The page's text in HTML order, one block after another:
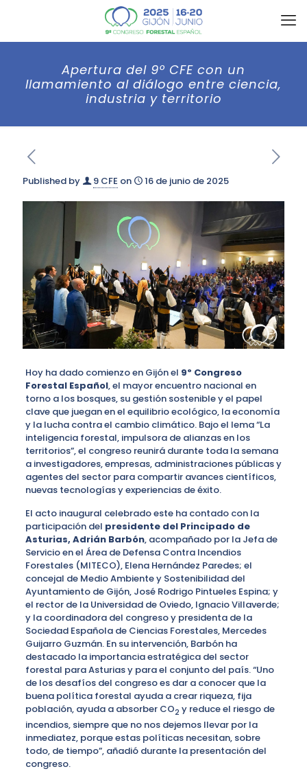
Apertura del 9º CFE con un
llamamiento al diálogo entre ciencia,
industria y territorio
Published by 9 CFE on 16 de junio de 2025
Hoy ha dado comienzo en Gijón el 9º Congreso
Forestal Español, el mayor encuentro nacional en
torno a los bosques, su gestión sostenible y el papel
clave que juegan en el equilibrio ecológico, la economía
y la lucha contra el cambio climático. Bajo el lema “La
inteligencia forestal, impulsora de alianzas en los
territorios”, el congreso reunirá durante toda la semana
a investigadores, empresas, administraciones públicas y
agentes del sector para compartir avances científicos,
nuevas tecnologías y experiencias de éxito.
El acto inaugural celebrado este ha contado con la
participación del presidente del Principado de
Asturias, Adrián Barbón, acompañado por la Jefa de
Servicio en el Área de Defensa Contra Incendios
Forestales (MITECO), Elena Hernández Paredes; el
concejal de Medio Ambiente y Sostenibilidad del
Ayuntamiento de Gijón, José Rodrigo Pintueles Espina; y
el rector de la Universidad de Oviedo, Ignacio Villaverde;
y la coordinadora del congreso y presidenta de la
Sociedad Española de Ciencias Forestales, Mercedes
Guijarro Guzmán. En su intervención, Barbón ha
destacado la importancia estratégica del sector
forestal para Asturias y para el conjunto del país. “Uno
de los desafíos del congreso es dar a conocer que la
buena política forestal ayuda a crear riqueza, fija
población, ayuda a absorber CO2 y reduce el riesgo de
incendios, siempre que no nos dejemos llevar por la
inmediatez, porque estas políticas necesitan, sobre
todo, de tiempo”, añadió durante la presentación del
congreso.